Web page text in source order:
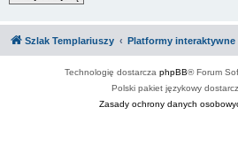
Szlak Templariuszy Platformy interaktywne
Technologię dostarcza phpBB® Forum
Polski pakiet językowy
Zasady ochrony danych